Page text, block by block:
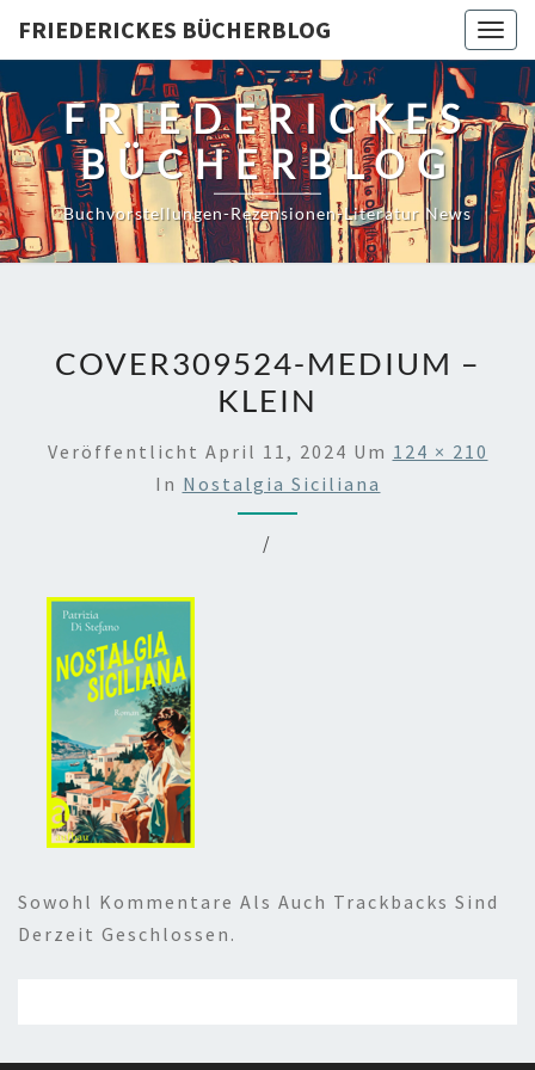
content
FRIEDERICKES BÜCHERBLOG
FRIEDERICKES
BÜCHERBLOG
Buchvorstellungen-Rezensionen-Literatur News
COVER309524-MEDIUM –
KLEIN
Veröffentlicht April 11, 2024 Um 124 × 210
In Nostalgia Siciliana
/
Sowohl Kommentare Als Auch Trackbacks Sind
Derzeit Geschlossen.